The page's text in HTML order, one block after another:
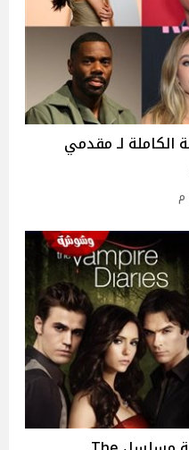
الكاملة لـ مقدمي